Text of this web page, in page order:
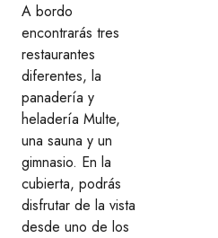
A bordo
encontrarás tres
restaurantes
diferentes, la
panadería y
heladería Multe,
una sauna y un
gimnasio. En la
cubierta, podrás
disfrutar de la vista
desde uno de los